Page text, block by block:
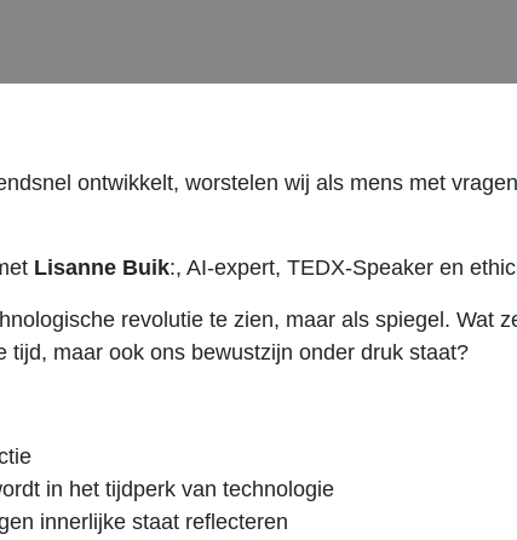
ontwikkelt, worstelen wij als mens met
Lisanne Buik:, AI-expert, TEDX-Speaker en
revolutie te zien, maar als spiegel. Wat
maar ook ons bewustzijn onder druk staat?
in het tijdperk van technologie
innerlijke staat reflecteren